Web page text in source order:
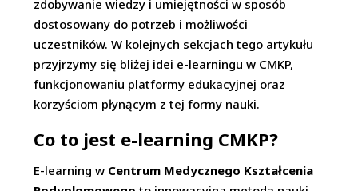
zdobywanie wiedzy i umiejętności w sposób
dostosowany do potrzeb i możliwości
uczestników. W kolejnych sekcjach tego artykułu
przyjrzymy się bliżej idei e-learningu w CMKP,
funkcjonowaniu platformy edukacyjnej oraz
korzyściom płynącym z tej formy nauki.
Co to jest e-learning CMKP?
E-learning w Centrum Medycznego Kształcenia